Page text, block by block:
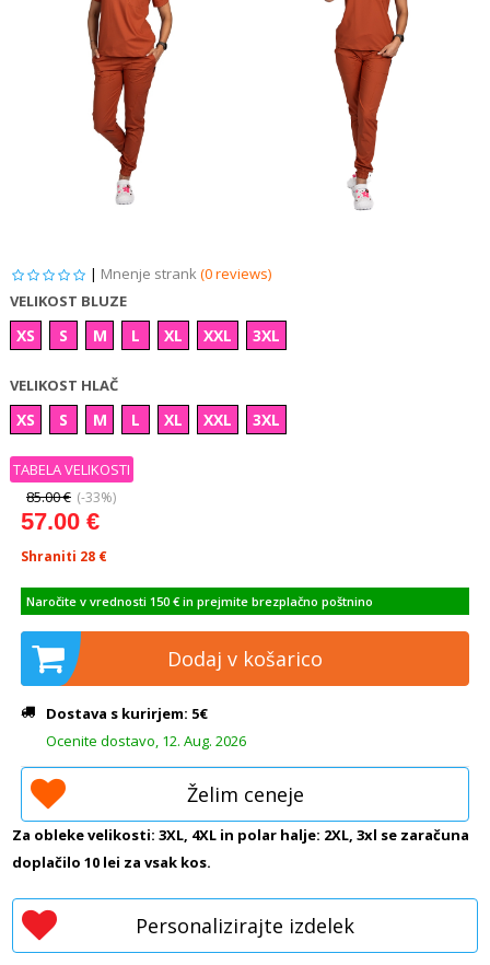
| Mnenje strank(0 reviews)
VELIKOST BLUZE
XS S M L XL XXL 3XL
VELIKOST HLAČ
XS S M L XL XXL 3XL
TABELA VELIKOSTI
85.00 € (-33%)
57.00 €
Shraniti 28 €
Naročite v vrednosti 150 € in prejmite brezplačno poštnino
Dodaj v košarico
Dostava s kurirjem: 5€
Ocenite dostavo, 12. Aug. 2026
Želim ceneje
Za obleke velikosti: 3XL, 4XL in polar halje: 2XL, 3xl se zaračuna
doplačilo 10 lei za vsak kos.
Personalizirajte izdelek